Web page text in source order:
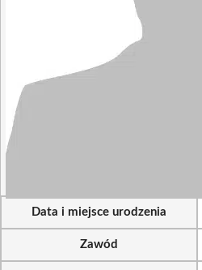
Data i miejsce urodzenia
Zawód